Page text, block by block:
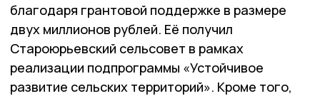
благодаря грантовой поддержке в размере
двух миллионов рублей. Её получил
Староюрьевский сельсовет в рамках
реализации подпрограммы «Устойчивое
развитие сельских территорий». Кроме того,